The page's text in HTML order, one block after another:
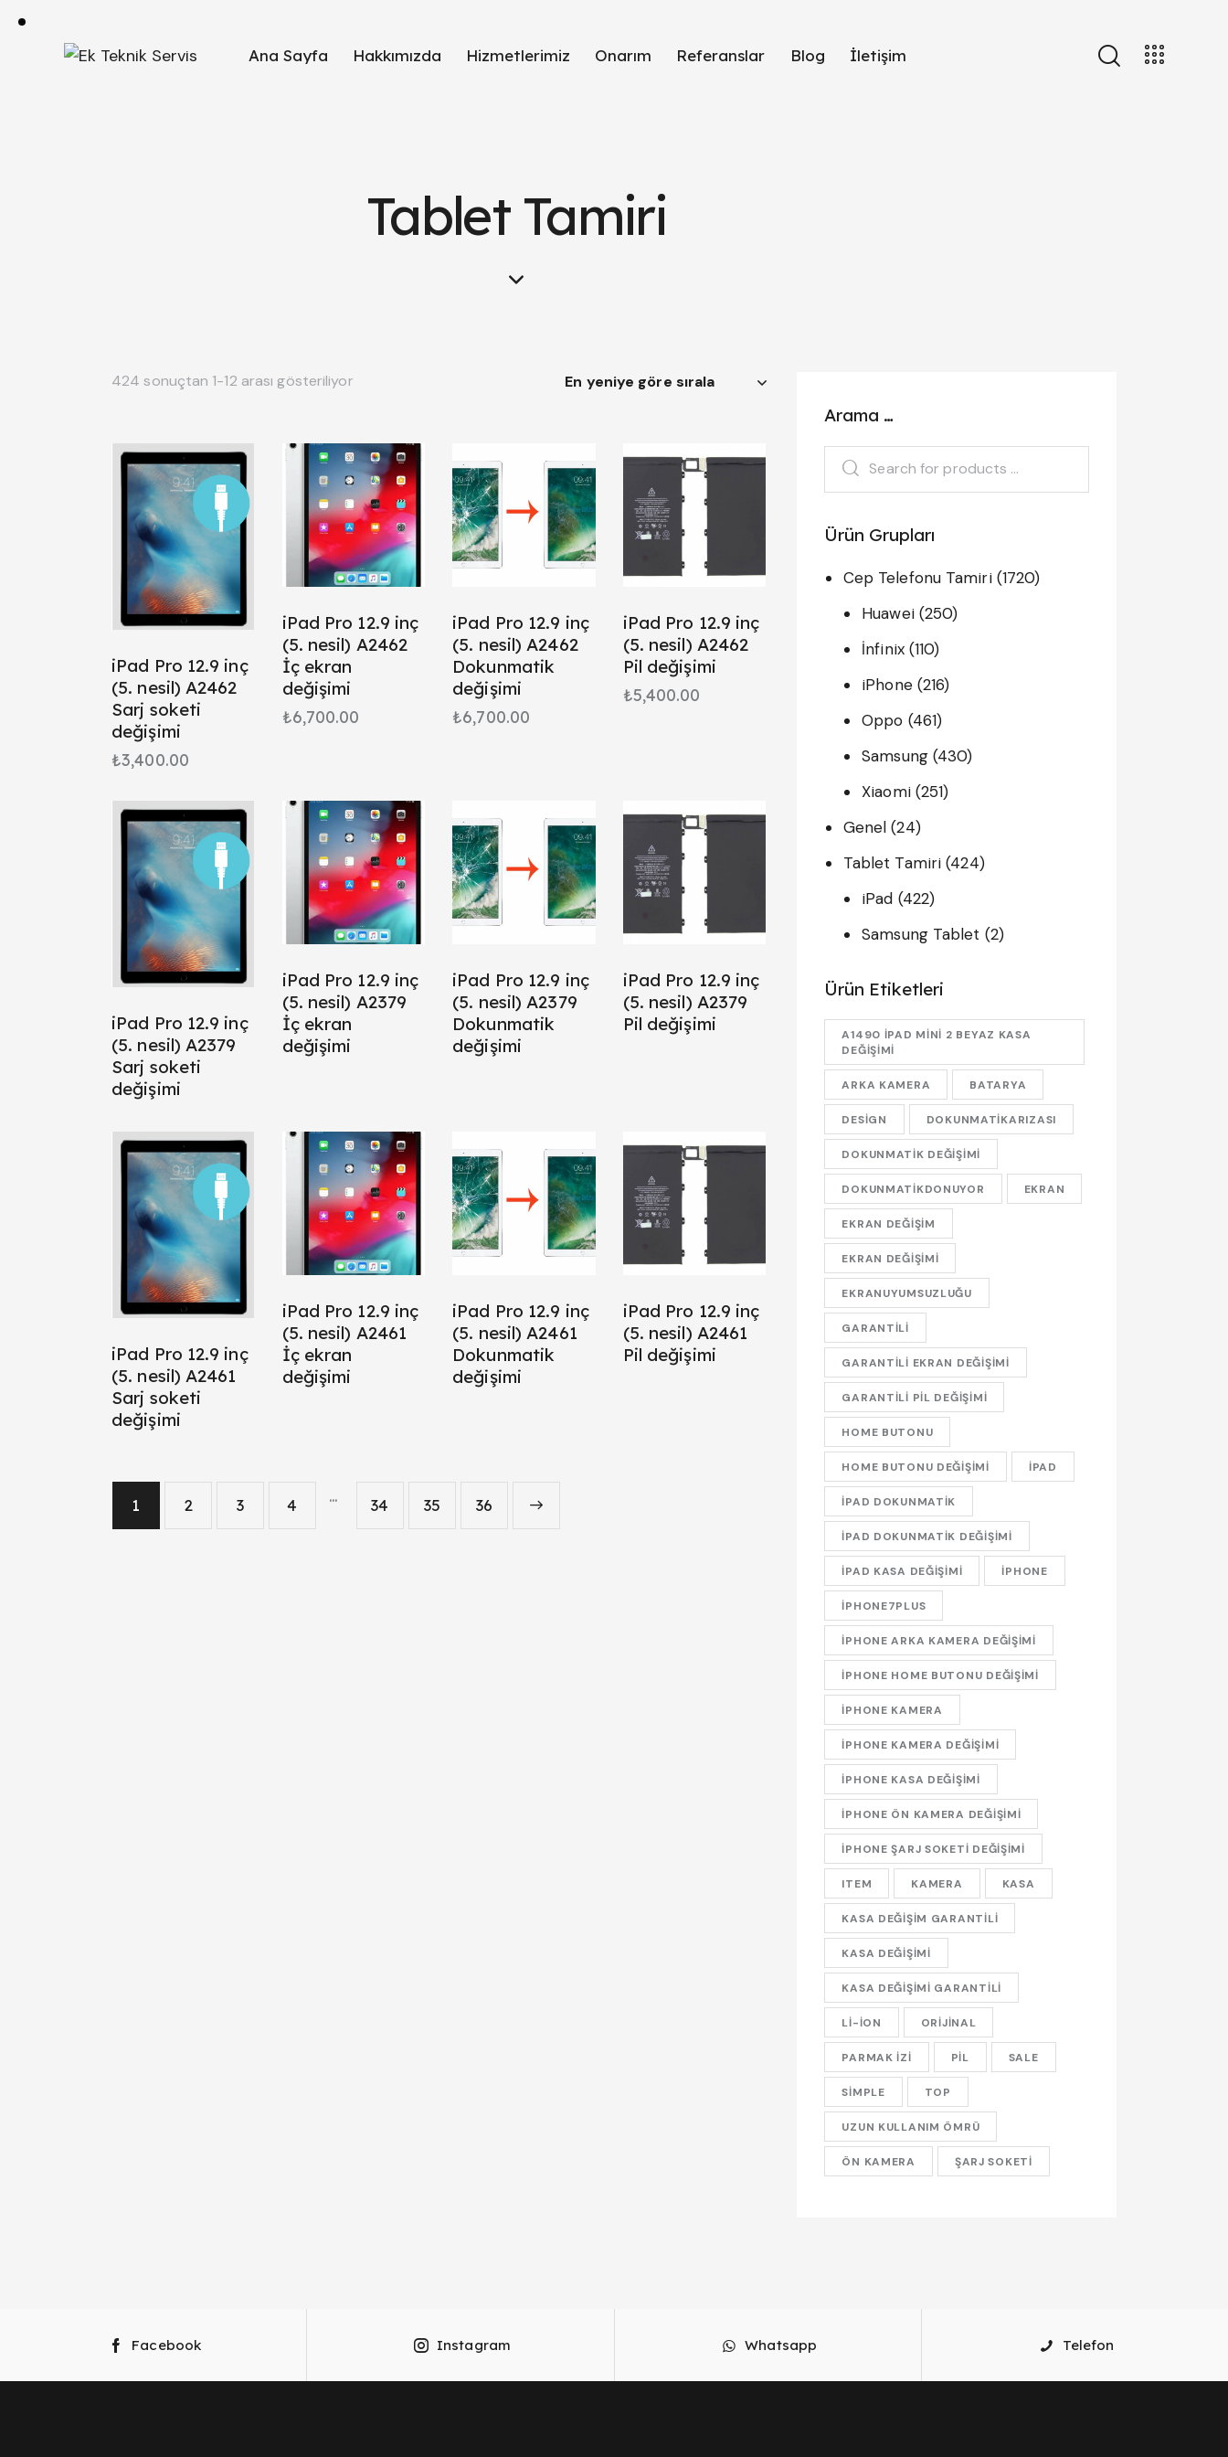
Ana Sayfa Hakkımızda Hizmetlerimiz Onarım Referanslar Blog İletişim
Tablet Tamiri
424 sonuçtan 1-12 arası gösteriliyor
iPad Pro 12.9 inç
(5. nesil) A2462
Sarj soketi
değişimi
₺3,400.00
iPad Pro 12.9 inç
(5. nesil) A2462
İç ekran
değişimi
₺6,700.00
iPad Pro 12.9 inç
(5. nesil) A2462
Dokunmatik
değişimi
₺6,700.00
iPad Pro 12.9 inç
(5. nesil) A2462
Pil değişimi
₺5,400.00
iPad Pro 12.9 inç
(5. nesil) A2379
Sarj soketi
değişimi
iPad Pro 12.9 inç
(5. nesil) A2379
İç ekran
değişimi
iPad Pro 12.9 inç
(5. nesil) A2379
Dokunmatik
değişimi
iPad Pro 12.9 inç
(5. nesil) A2379
Pil değişimi
iPad Pro 12.9 inç
(5. nesil) A2461
Sarj soketi
değişimi
iPad Pro 12.9 inç
(5. nesil) A2461
İç ekran
değişimi
iPad Pro 12.9 inç
(5. nesil) A2461
Dokunmatik
değişimi
iPad Pro 12.9 inç
(5. nesil) A2461
Pil değişimi
1 2 3 4 … 34 35 36
→
Arama …
Search
Ürün Grupları
Cep Telefonu Tamiri (1720)
Huawei (250)
İnfinix (110)
iPhone (216)
Oppo (461)
Samsung (430)
Xiaomi (251)
Genel (24)
Tablet Tamiri (424)
iPad (422)
Samsung Tablet (2)
Ürün Etiketleri
A1490 IPAD MINI 2 BEYAZ KASA
DEĞIŞIMI
ARKA KAMERA BATARYA
DESIGN DOKUNMATIKARIZASI
DOKUNMATIK DEĞIŞIMI
DOKUNMATIKDONUYOR EKRAN
EKRAN DEĞIŞIM
EKRAN DEĞIŞIMI
EKRANUYUMSUZLUĞU
GARANTILI
GARANTILI EKRAN DEĞIŞIMI
GARANTILI PIL DEĞIŞIMI
HOME BUTONU
HOME BUTONU DEĞIŞIMI IPAD
IPAD DOKUNMATIK
IPAD DOKUNMATIK DEĞIŞIMI
IPAD KASA DEĞIŞIMI IPHONE
IPHONE7PLUS
IPHONE ARKA KAMERA DEĞIŞIMI
IPHONE HOME BUTONU DEĞIŞIMI
IPHONE KAMERA
IPHONE KAMERA DEĞIŞIMI
IPHONE KASA DEĞIŞIMI
IPHONE ÖN KAMERA DEĞIŞIMI
IPHONE ŞARJ SOKETI DEĞIŞIMI
ITEM KAMERA KASA
KASA DEĞIŞIM GARANTILI
KASA DEĞIŞIMI
KASA DEĞIŞIMI GARANTILI
LI-ION ORIJINAL
PARMAK IZI PIL SALE
SIMPLE TOP
UZUN KULLANIM ÖMRÜ
ÖN KAMERA ŞARJ SOKETI
Facebook Instagram Whatsapp Telefon